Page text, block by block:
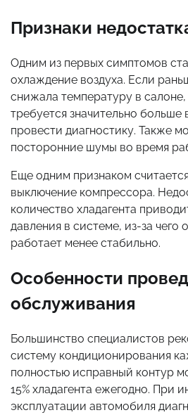
Признаки
Одним из первых симптомов
охлаждение воздуха. Если
снижала температуру в салоне,
требуется значительно больше
провести диагностику. Также
посторонние шумы во время
Еще одним признаком
выключение компрессора.
количество хладагента
давления в системе, из-за чего
работает менее стабильно.
Особенности
обслуживания
Большинство специалистов
систему кондиционирования
полностью исправный контур
15% хладагента ежегодно. При
эксплуатации автомобиля